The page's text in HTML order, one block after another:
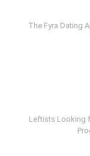
The Fyra Dating
Leftists Looking